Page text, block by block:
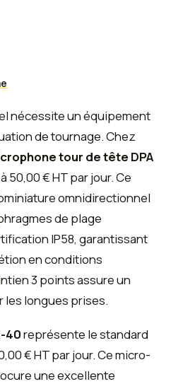
nécessite un équipement
de tournage. Chez
tour de tête DPA
50,00 € HT par jour. Ce
omnidirectionnel
de plage
IP58, garantissant
en conditions
3 points assure un
longues prises.
40représente le standard
€ HT par jour. Ce micro-
une excellente